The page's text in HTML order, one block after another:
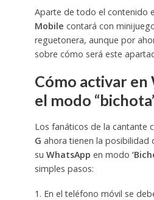
Aparte de todo el contenido
Mobile contará con
reguetonera, aunque por
sobre cómo será este
Cómo activar en
el modo
Los fanáticos de la cantante
G ahora tienen la posibilidad
su WhatsApp en modo
simples pasos:
1. En el teléfono móvil se